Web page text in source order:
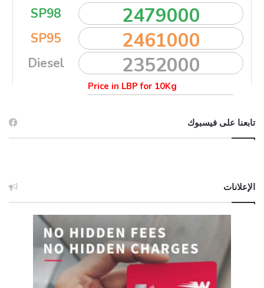
تابعنا على فيسبوك
الإعلانات